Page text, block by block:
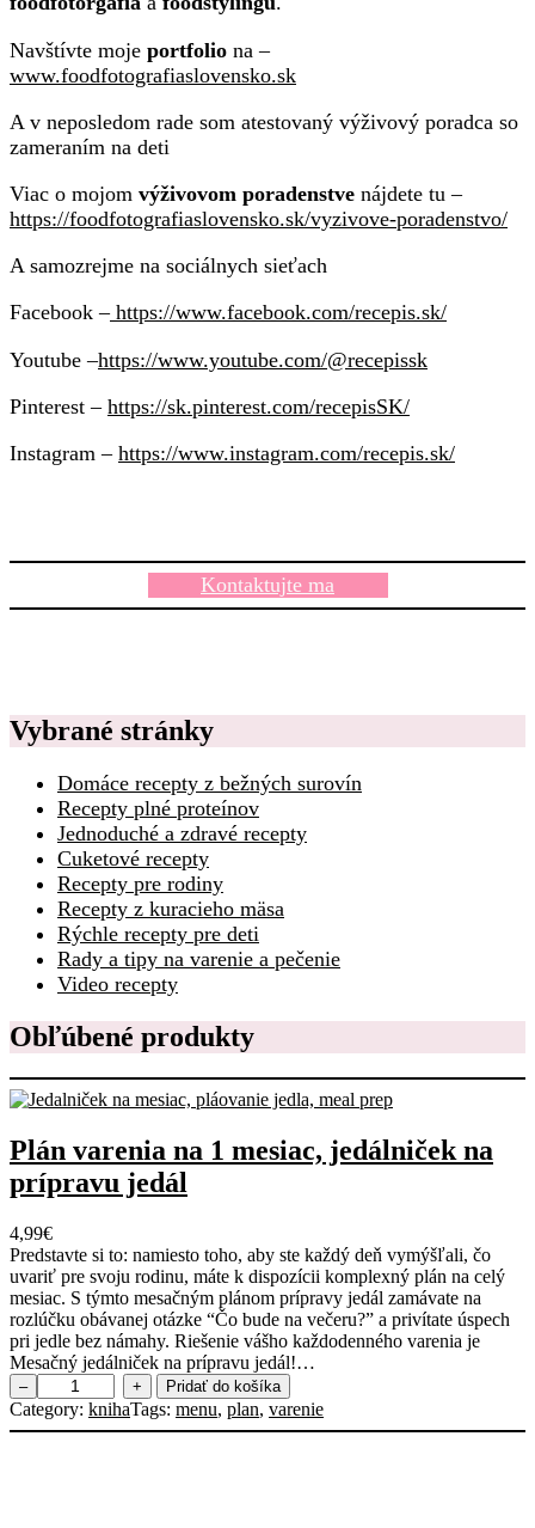
Navštívte moje portfolio na –
www.foodfotografiaslovensko.sk
A v neposledom rade som atestovaný výživový poradca so
zameraním na deti
Viac o mojom výživovom poradenstve nájdete tu –
https://foodfotografiaslovensko.sk/vyzivove-poradenstvo/
A samozrejme na sociálnych sieťach
Facebook –https://www.facebook.com/recepis.sk/
Youtube –https://www.youtube.com/@recepissk
Pinterest – https://sk.pinterest.com/recepisSK/
Instagram – https://www.instagram.com/recepis.sk/
Kontaktujte ma
Vybrané stránky
Domáce recepty z bežných surovín
Recepty plné proteínov
Jednoduché a zdravé recepty
Cuketové recepty
Recepty pre rodiny
Recepty z kuracieho mäsa
Rýchle recepty pre deti
Rady a tipy na varenie a pečenie
Video recepty
Obľúbené produkty
Plán varenia na 1 mesiac, jedálniček na
prípravu jedál
4,99€
Predstavte si to: namiesto toho, aby ste každý deň vymýšľali, čo
uvariť pre svoju rodinu, máte k dispozícii komplexný plán na celý
mesiac. S týmto mesačným plánom prípravy jedál zamávate na
rozlúčku obávanej otázke “Čo bude na večeru?” a privítate úspech
pri jedle bez námahy. Riešenie vášho každodenného varenia je
Mesačný jedálniček na prípravu jedál!…
–
m
n
o
+ Pridať do košíka
Category: knihaTags: menu, plan, varenie